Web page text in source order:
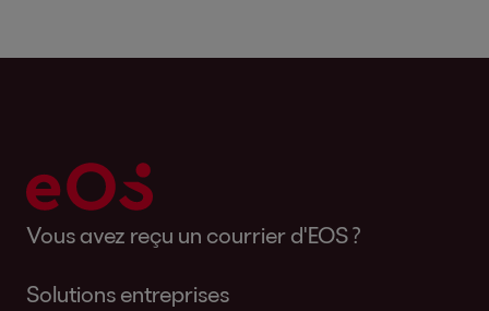
Vous avez reçu un courrier d'EOS ?
Solutions entreprises